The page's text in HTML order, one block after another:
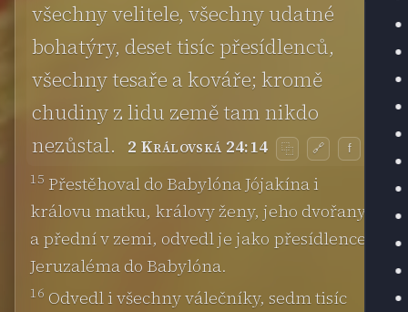
všechny velitele, všechny udatné
bohatýry, deset tisíc přesídlenců,
všechny tesaře a kováře; kromě
chudiny z lidu země tam nikdo
nezůstal.
2 Královská 24:14 ⿻ 🔗 f
15 Přestěhoval do Babylóna Jójakína i
královu matku, královy ženy, jeho dvořany
a přední v zemi, odvedl je jako přesídlence z
Jeruzaléma do Babylóna.
16 Odvedl i všechny válečníky, sedm tisíc